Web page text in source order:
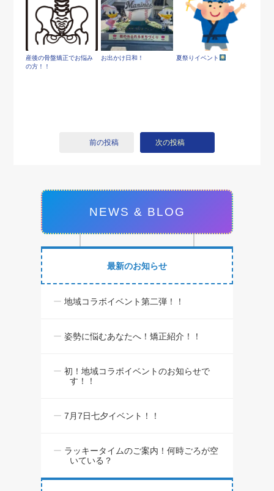
産後の骨盤矯正でお悩み
の方！！
お出かけ日和！ 夏祭りイベント
次の投稿
前の投稿
NEWS & BLOG
最新のお知らせ
地域コラボイベント第二弾！！
姿勢に悩むあなたへ！矯正紹介！！
初！地域コラボイベントのお知らせで
す！！
7月7日七夕イベント！！
ラッキータイムのご案内！何時ごろが空
いている？